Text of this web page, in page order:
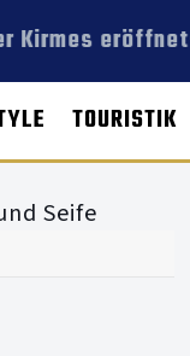
Kirmes eröffnet
TOURISTIK